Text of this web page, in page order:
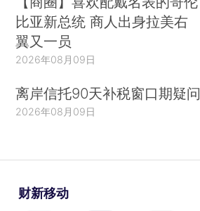
比亚新总统 商人出身拉美右
翼又一员
2026年08月09日
离岸信托90天补税窗口期疑问
2026年08月09日
财新移动